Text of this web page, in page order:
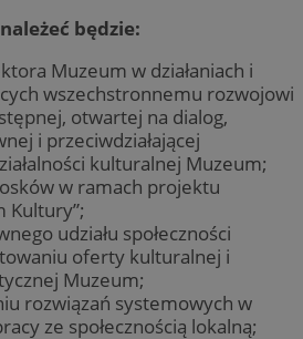
będzie:
Muzeum w działaniach i
wszechstronnemu rozwojowi
otwartej na dialog,
i przeciwdziałającej
kulturalnej Muzeum;
w ramach projektu
Kultury”;
udziału społeczności
oferty kulturalnej i
Muzeum;
rozwiązań systemowych w
ze społecznością lokalną;